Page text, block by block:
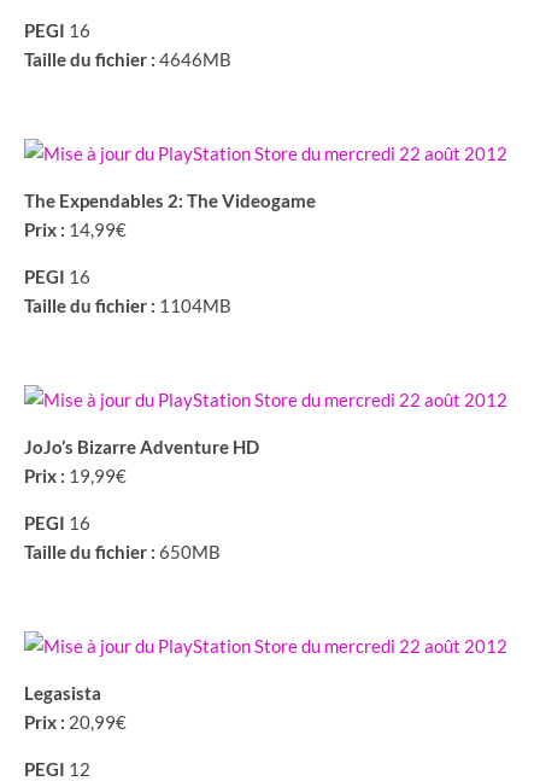
PEGI 16
Taille du fichier : 4646MB
The Expendables 2: The Videogame
Prix : 14,99€
PEGI 16
Taille du fichier : 1104MB
JoJo’s Bizarre Adventure HD
Prix : 19,99€
PEGI 16
Taille du fichier : 650MB
Legasista
Prix : 20,99€
PEGI 12